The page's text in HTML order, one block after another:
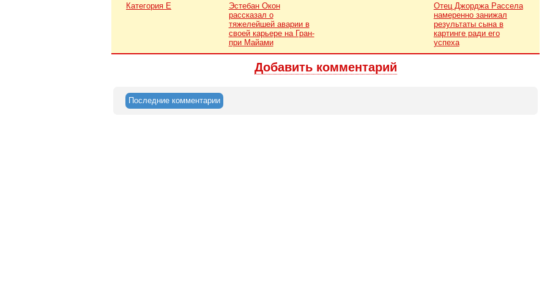
Категория Е
Эстебан Окон
рассказал о
тяжелейшей аварии в
своей карьере на Гран-
при Майами
Отец Джорджа Рассела
намеренно занижал
результаты сына в
картинге ради его
успеха
Добавить комментарий
Последние комментарии